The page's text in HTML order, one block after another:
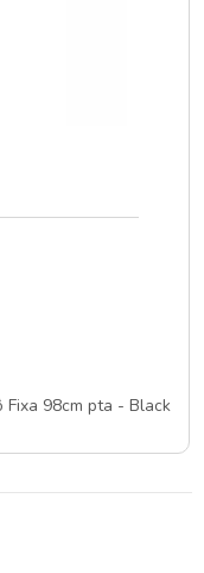
Fixa 98cm pta - Black